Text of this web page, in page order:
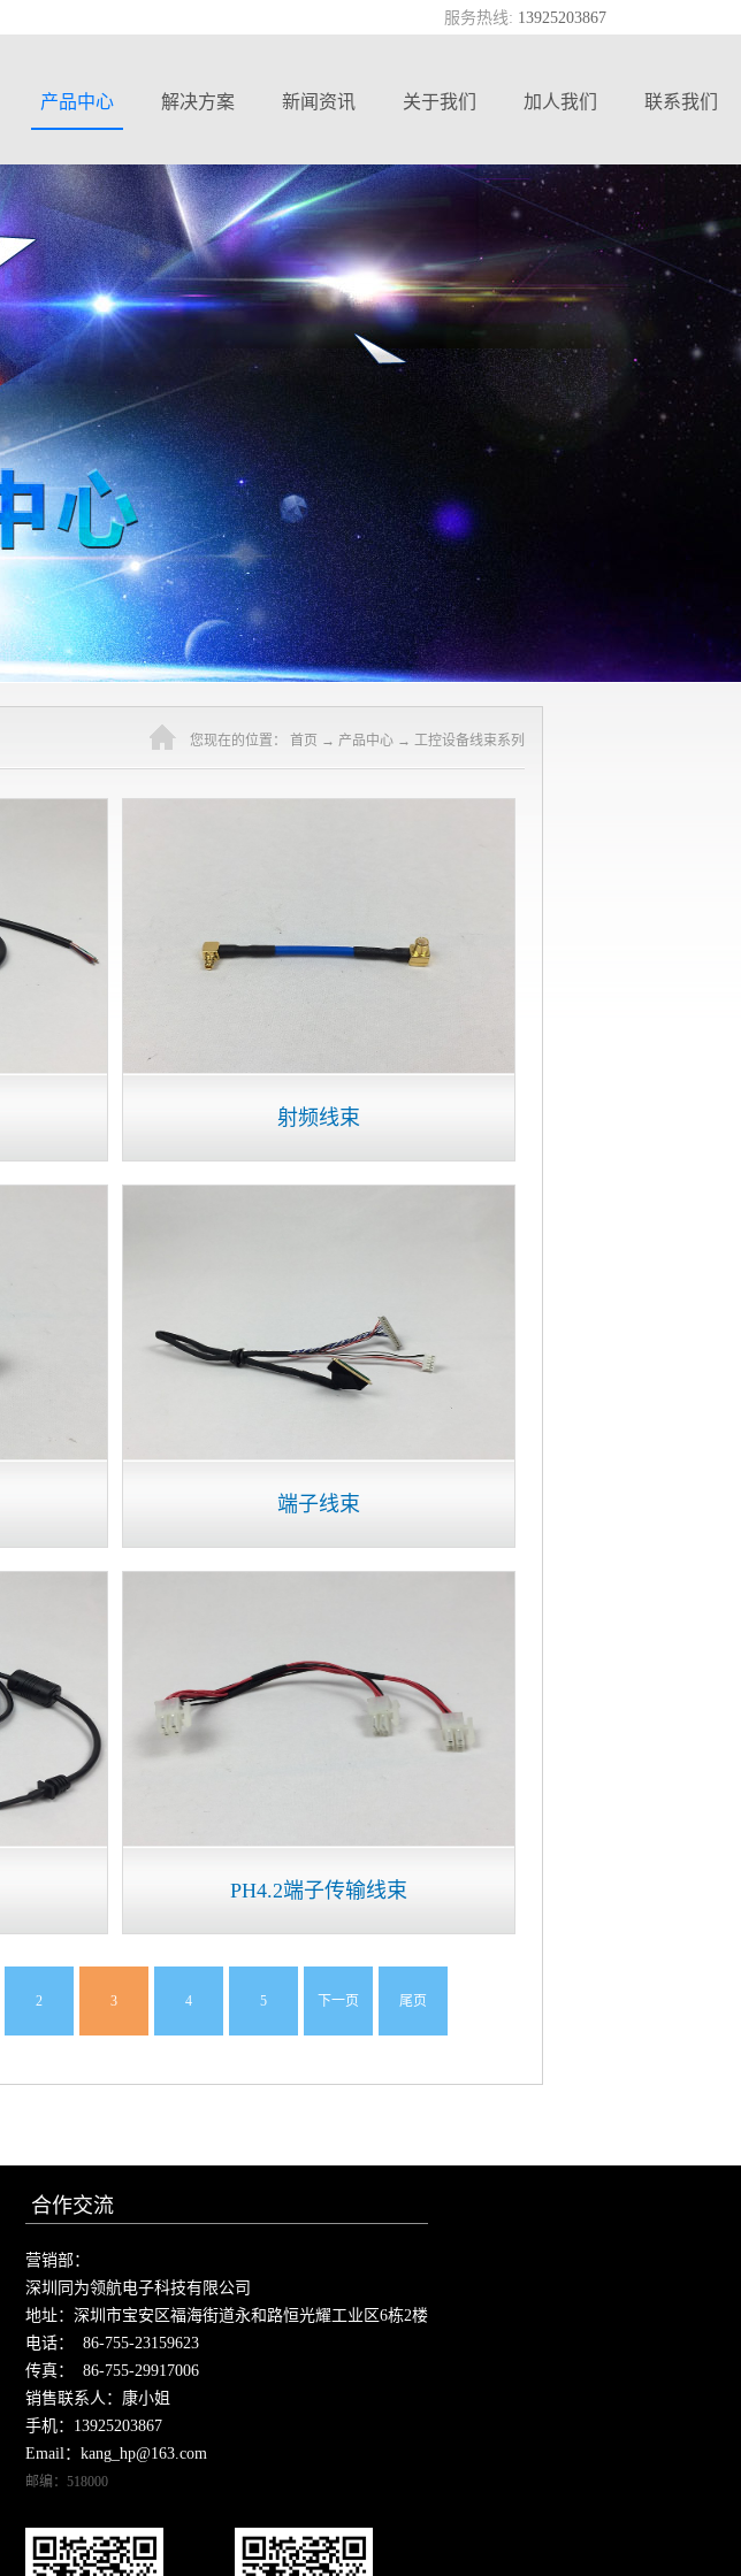
服务热线: 13925203867
产品中心 解决方案 新闻资讯 关于我们 加人我们 联系我们
您现在的位置： 首页 → 产品中心 → 工控设备线束系列
射频线束
端子线束
PH4.2端子传输线束
2 3 4 5 下一页 尾页
合作交流
营销部：
深圳同为领航电子科技有限公司
地址：深圳市宝安区福海街道永和路恒光耀工业区6栋2楼
电话： 86-755-23159623
传真： 86-755-29917006
销售联系人：康小姐
手机：13925203867
Email：kang_hp@163.com
邮编：518000